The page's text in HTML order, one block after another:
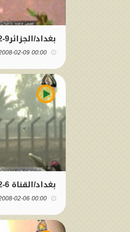
بغداد/الجزائر9-2-2008
00:00 2008-02-09
بغداد/القناة 6-2-2008
00:00 2008-02-06